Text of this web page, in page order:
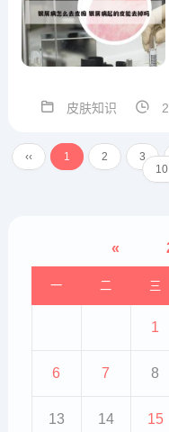
皮肤知识
‹‹ 1 2 3
10
«
一 二 三
1
6 7 8
13 14 15